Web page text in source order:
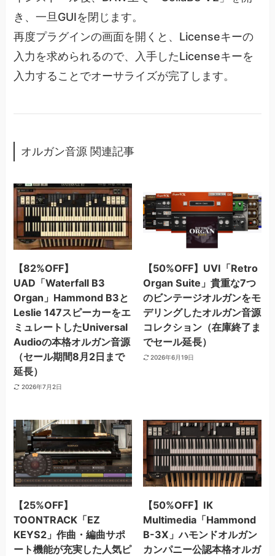
き、一旦GUIを閉じます。
再度プラグインの画面を開くと、Licenseキーの
入力を求められるので、入手したLicenseキーを
入力することでオーサライズが完了します。
オルガン音源 関連記事
【82%OFF】
UAD「Waterfall B3
Organ」Hammond B3と
Leslie 147スピーカーをエ
ミュレートしたUniversal
Audioの本格オルガン音源
（セール期間8月2日まで
延長）
2026年7月2日
【50%OFF】UVI「Retro
Organ Suite」貴重な7つ
のビンテージオルガンをモ
デリングしたオルガン音源
コレクション（在庫終了ま
でセール延長）
2026年6月19日
【25%OFF】
TOONTRACK「EZ
KEYS2」作曲・編曲サポ
ート機能が充実した人気ピ
【50%OFF】IK
Multimedia「Hammond
B-3X」ハモンドオルガン
カンパニー公認本格オルガ